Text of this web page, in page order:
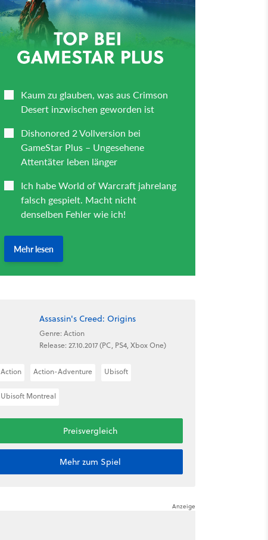
Assassin's Creed: Origins
Genre: Action
Release: 27.10.2017 (PC, PS4, Xbox One)
Action Action-Adventure Ubisoft
Ubisoft Montreal
Preisvergleich
Mehr zum Spiel